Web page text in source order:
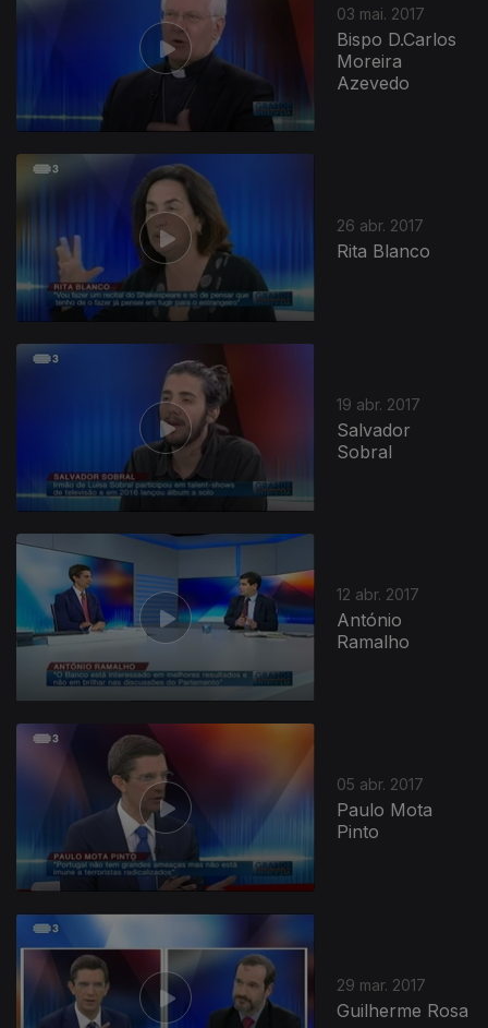
03 mai. 2017
Bispo D.Carlos
Moreira
Azevedo
26 abr. 2017
Rita Blanco
19 abr. 2017
Salvador
Sobral
12 abr. 2017
António
Ramalho
283655
05 abr. 2017
Paulo Mota
Pinto
29 mar. 2017
Guilherme Rosa